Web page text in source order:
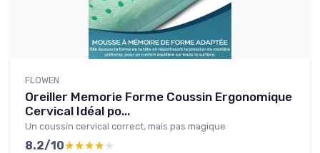
FLOWEN
Oreiller Memorie Forme Coussin Ergonomique
Cervical Idéal po...
Un coussin cervical correct, mais pas magique
8.2/10★★★★★
★★★★★